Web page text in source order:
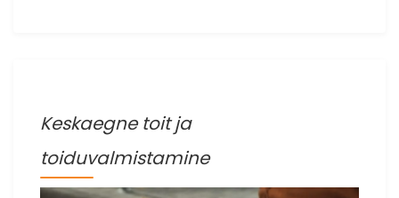
Keskaegne toit ja
toiduvalmistamine